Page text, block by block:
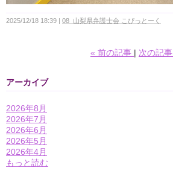
2025/12/18 18:39 08_山梨県弁護士会 こぴっとーく
« 前の記事 次の記事
アーカイブ
2026年8月
2026年7月
2026年6月
2026年5月
2026年4月
もっと読む